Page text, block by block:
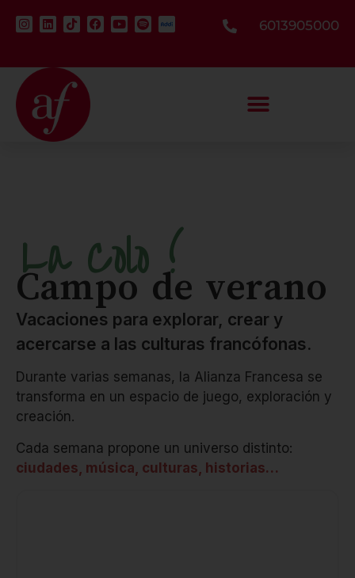
6013905000
La Colo !
Campo de verano
Vacaciones para explorar, crear y
acercarse a las culturas francófonas.
Durante varias semanas, la Alianza Francesa se
transforma en un espacio de juego, exploración y
creación.
Cada semana propone un universo distinto:
ciudades, música, culturas, historias…